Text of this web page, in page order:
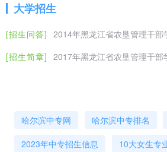
大学招生
[招生问答] 2014年黑龙江省农垦管理干
[招生简章] 2017年黑龙江省农垦管理干
哈尔滨中专网 哈尔滨中专排名
2023年中专招生信息 10大女生专